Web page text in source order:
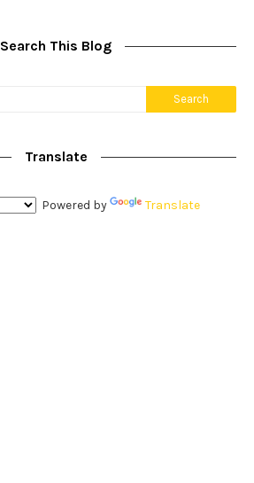
Search This Blog
Translate
Powered by Translate